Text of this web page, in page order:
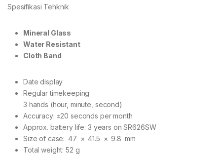
Spesifikasi Tehknik
Mineral Glass
Water Resistant
Cloth Band
Date display
Regular timekeeping
3 hands (hour, minute, second)
Accuracy: ±20 seconds per month
Approx. battery life: 3 years on SR626SW
Size of case: 47 × 41.5 × 9.8 mm
Total weight: 52 g